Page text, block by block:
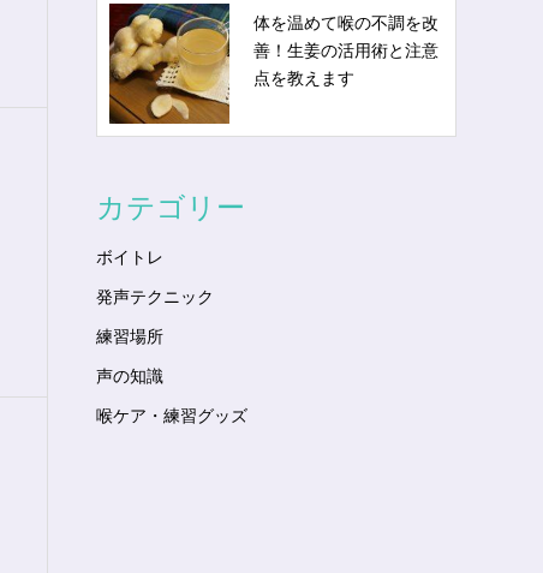
体を温めて喉の不調を改
善！生姜の活用術と注意
点を教えます
カテゴリー
ボイトレ
発声テクニック
練習場所
声の知識
喉ケア・練習グッズ